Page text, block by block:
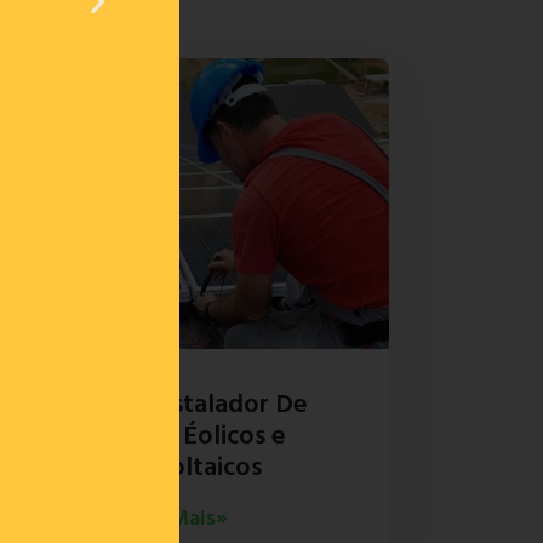
Técnico Instalador De
Sistemas Éolicos e
Fotovoltaicos
Ler Mais»